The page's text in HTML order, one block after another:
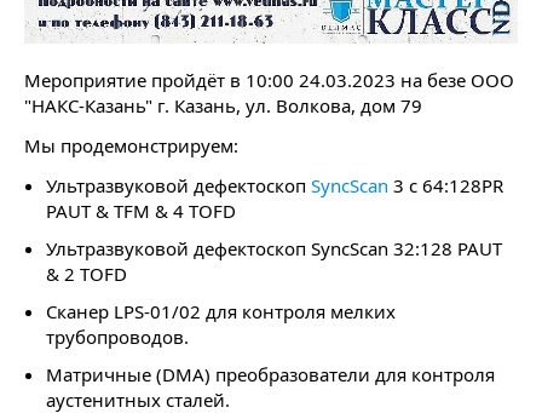
Мероприятие пройдёт в 10:00 24.03.2023 на безе ООО
"НАКС-Казань" г. Казань, ул. Волкова, дом 79
Мы продемонстрируем:
Ультразвуковой дефектоскоп SyncScan 3 c 64:128PR
PAUT & TFM & 4 TOFD
Ультразвуковой дефектоскоп SyncScan 32:128 PAUT
& 2 TOFD
Сканер LPS-01/02 для контроля мелких
трубопроводов.
Матричные (DMA) преобразователи для контроля
аустенитных сталей.